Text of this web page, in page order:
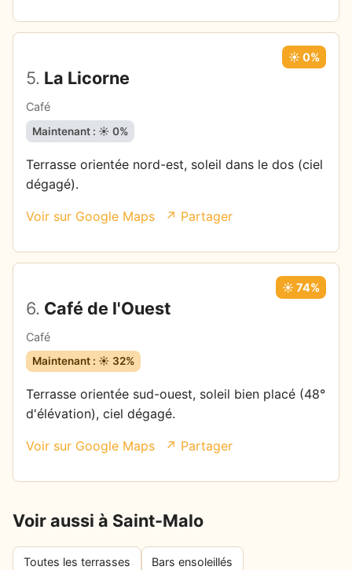
5. La Licorne
Café
☀️ 0%
Maintenant : ☀️ 0%
Terrasse orientée nord-est, soleil dans le dos (ciel
dégagé).
Voir sur Google Maps ↗ Partager
6. Café de l'Ouest
Café
☀️ 74%
Maintenant : ☀️ 32%
Terrasse orientée sud-ouest, soleil bien placé (48°
d'élévation), ciel dégagé.
Voir sur Google Maps ↗ Partager
Voir aussi à Saint-Malo
Toutes les terrasses Bars ensoleillés